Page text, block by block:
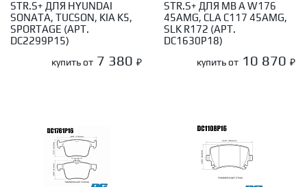
STR.S+ ДЛЯ HYUNDAI
SONATA, TUCSON, KIA K5,
SPORTAGE (АРТ.
DC2299P15)
купить от 7 380 ₽
STR.S+ ДЛЯ MB A W176
45AMG, CLA C117 45AMG,
SLK R172 (АРТ.
DC1630P18)
купить от 10 870 ₽